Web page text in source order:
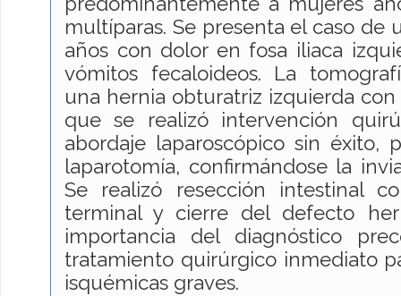
multíparas. Se presenta el caso de
años con dolor en fosa iliaca
vómitos fecaloideos. La
una hernia obturatriz izquierda
que se realizó intervención
abordaje laparoscópico sin
laparotomía, confirmándose la
Se realizó resección intestinal
terminal y cierre del defecto
importancia del diagnóstico
tratamiento quirúrgico inmediato
isquémicas graves.